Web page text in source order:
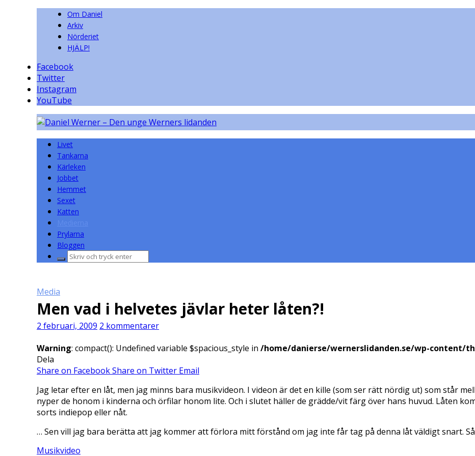
Om Daniel
Arkiv
Nörderiet
HJÄLP!
Facebook
Twitter
Instagram
YouTube
Livet
Tankarna
Kärleken
Jobbet
Hemmet
Sexet
Katten
Prylarna
Bloggen
Sök
Media
Men vad i helvetes jävlar heter låten?!
2 februari, 2009 2 kommentarer
Warning: compact(): Undefined variable $spacious_style in /home/danierse/wernerslidanden.se/wp-content/
Dela
Share on FacebookShare on Twitter Email
Jag letar efter en låt, men jag minns bara musikvideon. I videon är det en kille (som ser rätt nördig ut) som står
nyper de honom i kinderna och örfilar honom lite. Och i slutet häller de grädde/vit färg över hans huvud. Låten
sorts indiepop eller nåt.
… Sen vill jag bara berätta att jag kommer att förlora mitt förstånd om jag inte får tag på denna låt väldigt snart.
Musikvideo